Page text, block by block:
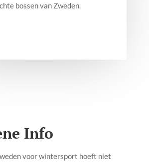
bossen van Zweden.
Info
voor wintersport hoeft niet